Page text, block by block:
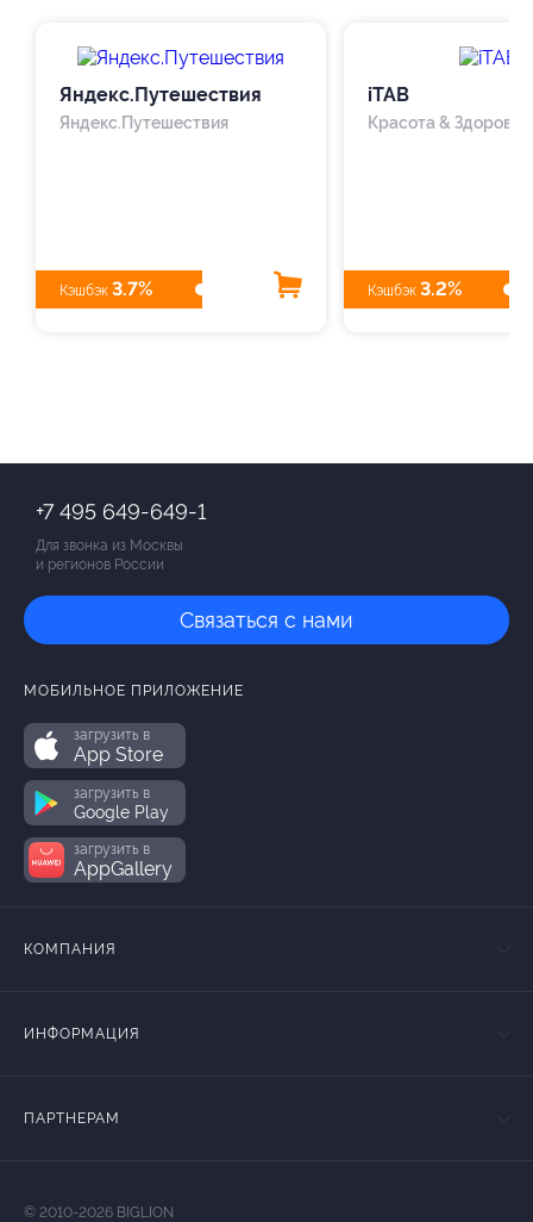
Яндекс.Путешествия
Яндекс.Путешествия
Кэшбэк 3.7%
iTAB
Красота &
Кэшбэк 3.2%
+7 495 649-649-1
Для звонка из Москвы
и регионов России
Связаться с нами
МОБИЛЬНОЕ ПРИЛОЖЕНИЕ
загрузить в
App Store
загрузить в
Google Play
загрузить в
AppGallery
КОМПАНИЯ
ИНФОРМАЦИЯ
ПАРТНЕРАМ
© 2010-2026 BIGLION